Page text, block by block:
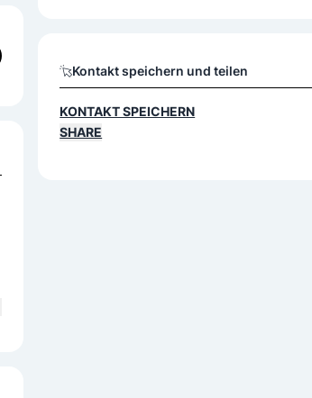
Kontakt speichern und teilen
KONTAKT SPEICHERN
SHARE